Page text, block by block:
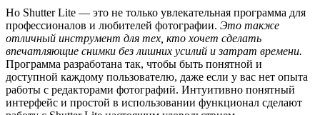
Но Shutter Lite — это не только увлекательная программа для
профессионалов и любителей фотографии. Это также
отличный инструмент для тех, кто хочет сделать
впечатляющие снимки без лишних усилий и затрат времени.
Программа разработана так, чтобы быть понятной и
доступной каждому пользователю, даже если у вас нет опыта
работы с редакторами фотографий. Интуитивно понятный
интерфейс и простой в использовании функционал сделают